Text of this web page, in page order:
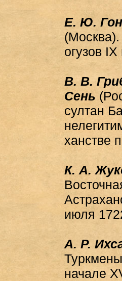
Е. Ю.
огузов
В. В.
Сень
султан
ханстве
К. А.
июля
А. Р.
начале